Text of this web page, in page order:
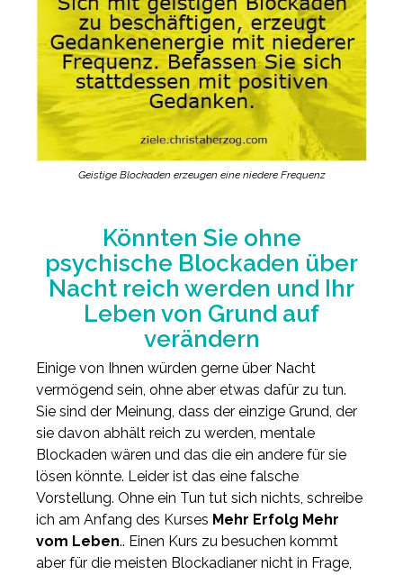
Geistige Blockaden erzeugen eine niedere Frequenz
Könnten Sie ohne
psychische Blockaden über
Nacht reich werden und Ihr
Leben von Grund auf
verändern
Einige von Ihnen würden gerne über Nacht
vermögend sein, ohne aber etwas dafür zu tun.
Sie sind der Meinung, dass der einzige Grund, der
sie davon abhält reich zu werden, mentale
Blockaden wären und das die ein andere für sie
lösen könnte. Leider ist das eine falsche
Vorstellung. Ohne ein Tun tut sich nichts, schreibe
ich am Anfang des Kurses Mehr Erfolg Mehr
vom Leben.. Einen Kurs zu besuchen kommt
aber für die meisten Blockadianer nicht in Frage,